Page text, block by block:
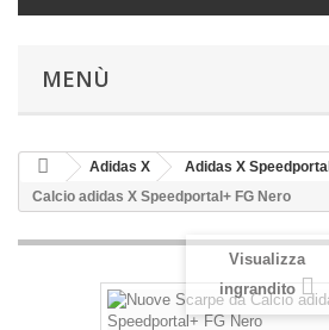
MENÙ
Adidas X Adidas X Speedportal
Calcio adidas X Speedportal+ FG Nero
Visualizza
ingrandito